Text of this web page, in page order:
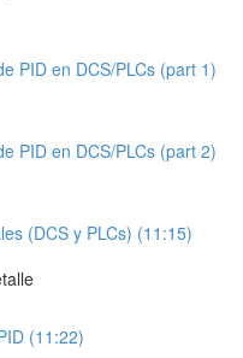
PID en DCS/PLCs (part 1)
PID en DCS/PLCs (part 2)
(DCS y PLCs) (11:15)
(11:22)